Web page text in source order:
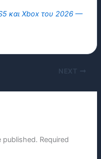
και Xbox του 2026 —
NEXT
published. Required